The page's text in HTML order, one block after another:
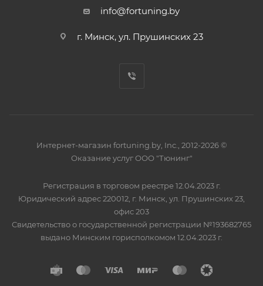
info@fortuning.by
г. Минск, ул. Прушинских 23
Интернет-магазин fortuning.by, Inc., 2012-2026 ©
Оказание услуг ООО "Тюнинг"
Регистрация в торговом реестре 12.04.2023 г.
Юридический адрес 220012, г. Минск, ул. Прушинских 23,
офис 203
Свидетельство о государственной регистрации №193682765
выдано Минским горисполкомом 12.04.2023 г.